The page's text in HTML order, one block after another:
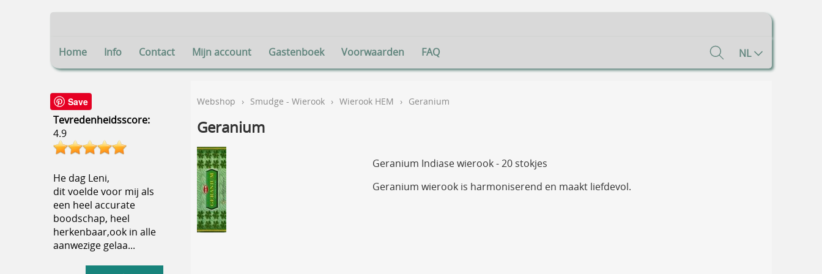
Home Info Contact Mijn account Gastenboek Voorwaarden FAQ NL
Save
Tevredenheidsscore:
4.9
He dag Leni,
dit voelde voor mij als
een heel accurate
boodschap, heel
herkenbaar,ook in alle
aanwezige gelaa...
Webshop › Smudge - Wierook › Wierook HEM › Geranium
Geranium
Geranium Indiase wierook - 20 stokjes
Geranium wierook is harmoniserend en maakt liefdevol.